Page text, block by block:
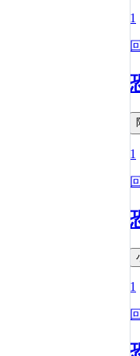
1
1
1